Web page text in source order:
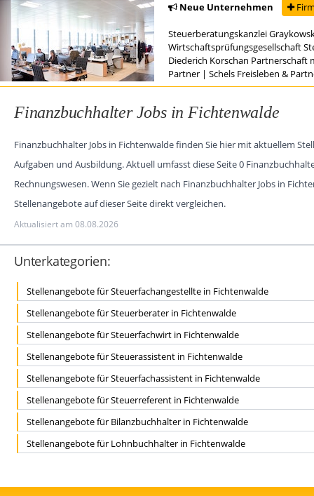
Neue Unternehmen
Steuerberatungskanzlei
Wirtschaftsprüfungsgesellschaft
Diederich Korschan Partnerschaft
Partner | Schels Freisleben &
Finanzbuchhalter Jobs in Fichtenwalde
Finanzbuchhalter Jobs in Fichtenwalde finden Sie hier mit aktuellem
Aufgaben und Ausbildung. Aktuell umfasst diese Seite 0
Rechnungswesen. Wenn Sie gezielt nach Finanzbuchhalter Jobs in
Stellenangebote auf dieser Seite direkt vergleichen.
Aktualisiert am 08.08.2026
Unterkategorien:
Stellenangebote für Steuerfachangestellte in Fichtenwalde
Stellenangebote für Steuerberater in Fichtenwalde
Stellenangebote für Steuerfachwirt in Fichtenwalde
Stellenangebote für Steuerassistent in Fichtenwalde
Stellenangebote für Steuerfachassistent in Fichtenwalde
Stellenangebote für Steuerreferent in Fichtenwalde
Stellenangebote für Bilanzbuchhalter in Fichtenwalde
Stellenangebote für Lohnbuchhalter in Fichtenwalde